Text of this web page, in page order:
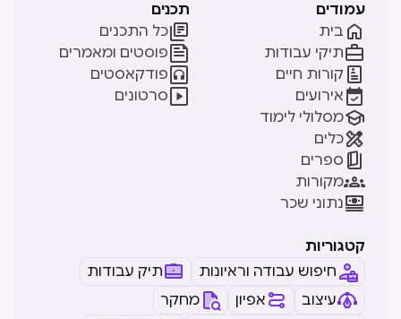
עמודים
בית 
תיקי עבודות
קורות חיים 
אירועים 
מסלולי לימוד
כלים
ספרים 
מקורות
נתוני שכר
תכנים
כל התכנים
פוסטים ומאמרים
פודקאסטים
סרטונים
קטגוריות
חיפוש עבודה וראיונות
תיק עבודות
עיצוב
אפיון
מחקר